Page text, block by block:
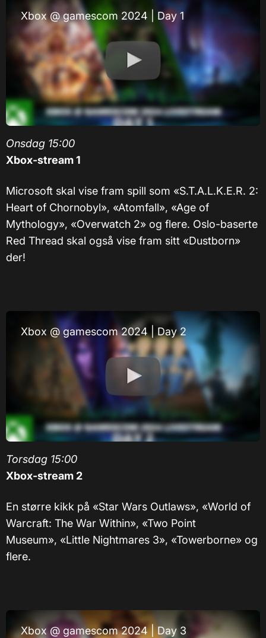
Xbox @ gamescom 2024 | Day 1
Onsdag 15:00
Xbox-stream 1
Microsoft skal vise fram spill som «S.T.A.L.K.E.R. 2:
Heart of Chornobyl», «Atomfall», «Age of
Mythology», «Overwatch 2» og flere. Oslo-baserte
Red Thread skal også vise fram sitt «Dustborn»
der!
Xbox @ gamescom 2024 | Day 2
Torsdag 15:00
Xbox-stream 2
En større kikk på «Star Wars Outlaws», «World of
Warcraft: The War Within», «Two Point
Museum», «Little Nightmares 3», «Towerborne» og
flere.
Xbox @ gamescom 2024 | Day 3